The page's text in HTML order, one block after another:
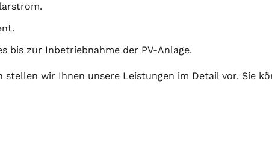
bis zur Inbetriebnahme der PV-Anlage.
stellen wir Ihnen unsere Leistungen im Detail vor. Sie